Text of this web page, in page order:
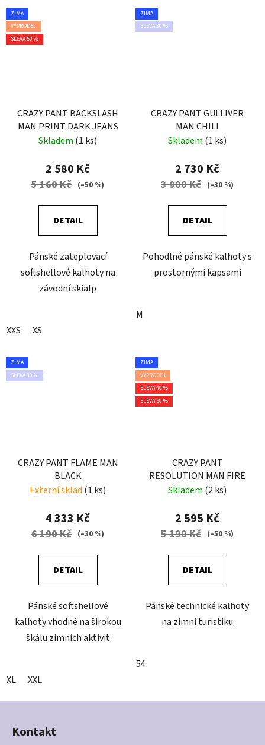
ZIMA
VÝPRODEJ
SLEVA 50 %
CRAZY PANT BACKSLASH
MAN PRINT DARK JEANS
Skladem (1 ks)
2 580 Kč
5 160 Kč (–50 %)
DETAIL
Pánské zateplovací
softshellové kalhoty na
závodní skialp
XXS XS
ZIMA
SLEVA 30 %
CRAZY PANT GULLIVER
MAN CHILI
Skladem (1 ks)
2 730 Kč
3 900 Kč (–30 %)
DETAIL
Pohodlné pánské kalhoty s
prostornými kapsami
M
ZIMA
SLEVA 30 %
CRAZY PANT FLAME MAN
BLACK
Externí sklad (1 ks)
4 333 Kč
6 190 Kč (–30 %)
DETAIL
Pánské softshellové
kalhoty vhodné na širokou
škálu zimních aktivit
XL XXL
ZIMA
VÝPRODEJ
SLEVA 40 %
SLEVA 50 %
CRAZY PANT
RESOLUTION MAN FIRE
Skladem (2 ks)
2 595 Kč
5 190 Kč (–50 %)
DETAIL
Pánské technické kalhoty
na zimní turistiku
54
Z
Kontakt